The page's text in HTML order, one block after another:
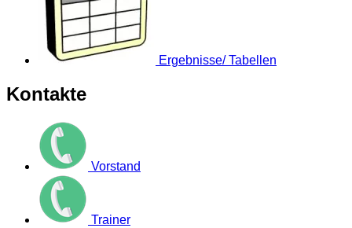
Ergebnisse/ Tabellen
Kontakte
Vorstand
Trainer